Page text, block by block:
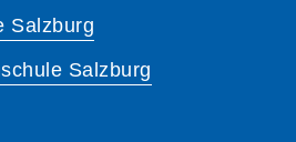
Salzburg
Salzburg